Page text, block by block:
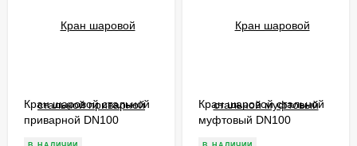
Кран шаровой стальной
приварной DN100
Кран шаровой стальной
муфтовый DN100